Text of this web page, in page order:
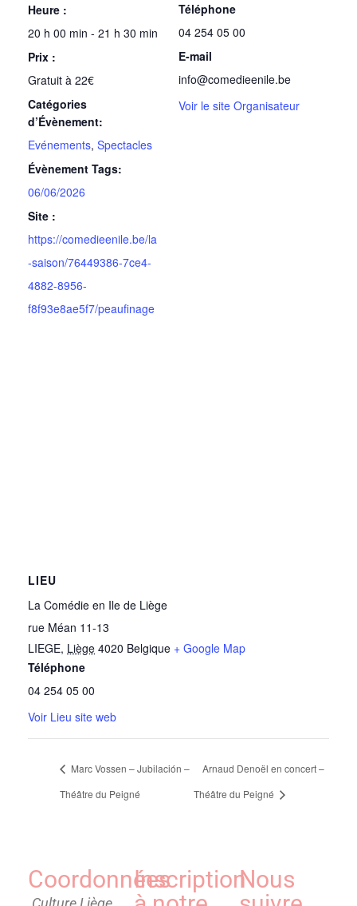
Heure :
20 h 00 min - 21 h 30 min
Prix :
Gratuit à 22€
Catégories
d’Évènement:
Evénements, Spectacles
Évènement Tags:
06/06/2026
Site :
https://comedieenile.be/la
-saison/76449386-7ce4-
4882-8956-
f8f93e8ae5f7/peaufinage
Téléphone
04 254 05 00
E-mail
info@comedieenile.be
Voir le site Organisateur
LIEU
La Comédie en Ile de Liège
rue Méan 11-13
LIEGE, Liège 4020 Belgique + Google Map
Téléphone
04 254 05 00
Voir Lieu site web
Marc Vossen – Jubilación –
Théâtre du Peigné
Arnaud Denoël en concert –
Théâtre du Peigné
CoordonnéesInscriptionNous